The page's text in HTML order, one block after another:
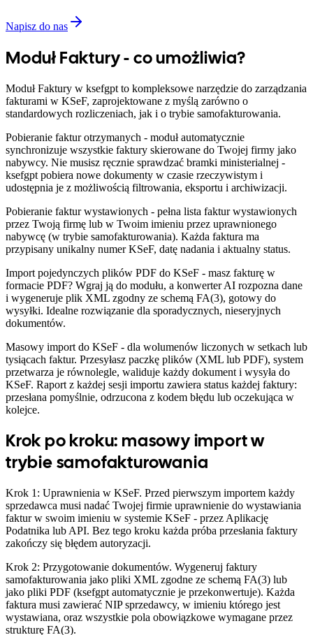
Napisz do nas
Moduł Faktury - co umożliwia?
Moduł Faktury w ksefgpt to kompleksowe narzędzie do zarządzania
fakturami w KSeF, zaprojektowane z myślą zarówno o
standardowych rozliczeniach, jak i o trybie samofakturowania.
Pobieranie faktur otrzymanych - moduł automatycznie
synchronizuje wszystkie faktury skierowane do Twojej firmy jako
nabywcy. Nie musisz ręcznie sprawdzać bramki ministerialnej -
ksefgpt pobiera nowe dokumenty w czasie rzeczywistym i
udostępnia je z możliwością filtrowania, eksportu i archiwizacji.
Pobieranie faktur wystawionych - pełna lista faktur wystawionych
przez Twoją firmę lub w Twoim imieniu przez uprawnionego
nabywcę (w trybie samofakturowania). Każda faktura ma
przypisany unikalny numer KSeF, datę nadania i aktualny status.
Import pojedynczych plików PDF do KSeF - masz fakturę w
formacie PDF? Wgraj ją do modułu, a konwerter AI rozpozna dane
i wygeneruje plik XML zgodny ze schemą FA(3), gotowy do
wysyłki. Idealne rozwiązanie dla sporadycznych, nieseryjnych
dokumentów.
Masowy import do KSeF - dla wolumenów liczonych w setkach lub
tysiącach faktur. Przesyłasz paczkę plików (XML lub PDF), system
przetwarza je równolegle, waliduje każdy dokument i wysyła do
KSeF. Raport z każdej sesji importu zawiera status każdej faktury:
przesłana pomyślnie, odrzucona z kodem błędu lub oczekująca w
kolejce.
Krok po kroku: masowy import w
trybie samofakturowania
Krok 1: Uprawnienia w KSeF. Przed pierwszym importem każdy
sprzedawca musi nadać Twojej firmie uprawnienie do wystawiania
faktur w swoim imieniu w systemie KSeF - przez Aplikację
Podatnika lub API. Bez tego kroku każda próba przesłania faktury
zakończy się błędem autoryzacji.
Krok 2: Przygotowanie dokumentów. Wygeneruj faktury
samofakturowania jako pliki XML zgodne ze schemą FA(3) lub
jako pliki PDF (ksefgpt automatycznie je przekonwertuje). Każda
faktura musi zawierać NIP sprzedawcy, w imieniu którego jest
wystawiana, oraz wszystkie pola obowiązkowe wymagane przez
strukturę FA(3).